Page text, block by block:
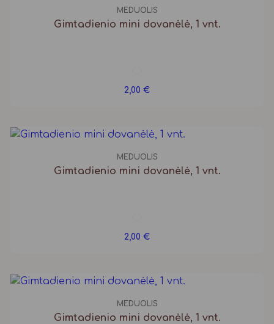
MEDUOLIS
Gimtadienio mini dovanėlė, 1 vnt.
2,00 €
MEDUOLIS
Gimtadienio mini dovanėlė, 1 vnt.
2,00 €
MEDUOLIS
Gimtadienio mini dovanėlė, 1 vnt.